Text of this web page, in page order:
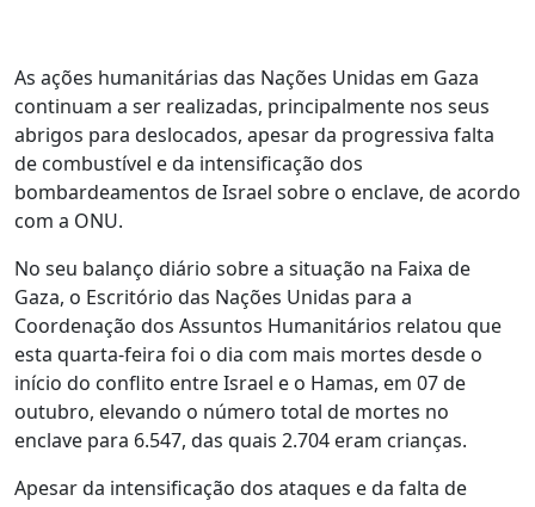
As ações humanitárias das Nações Unidas em Gaza
continuam a ser realizadas, principalmente nos seus
abrigos para deslocados, apesar da progressiva falta
de combustível e da intensificação dos
bombardeamentos de Israel sobre o enclave, de acordo
com a ONU.
No seu balanço diário sobre a situação na Faixa de
Gaza, o Escritório das Nações Unidas para a
Coordenação dos Assuntos Humanitários relatou que
esta quarta-feira foi o dia com mais mortes desde o
início do conflito entre Israel e o Hamas, em 07 de
outubro, elevando o número total de mortes no
enclave para 6.547, das quais 2.704 eram crianças.
Apesar da intensificação dos ataques e da falta de